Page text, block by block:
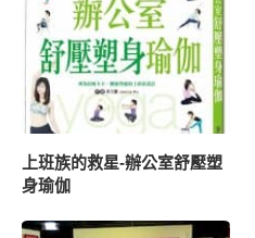
上班族的救星-辦公室舒壓塑
身瑜伽